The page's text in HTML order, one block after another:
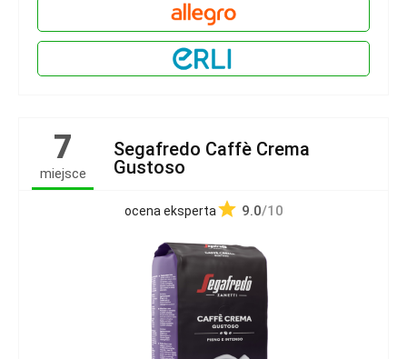
7
miejsce
Segafredo Caffè Crema
Gustoso
ocena eksperta 9.0/10